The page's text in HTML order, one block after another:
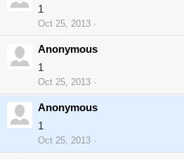
1
Oct 25, 2013
Anonymous
1
Oct 25, 2013
Anonymous
1
Oct 25, 2013